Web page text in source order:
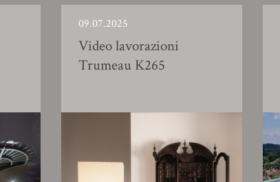
09.07.2025
Video lavorazioni
Trumeau K265